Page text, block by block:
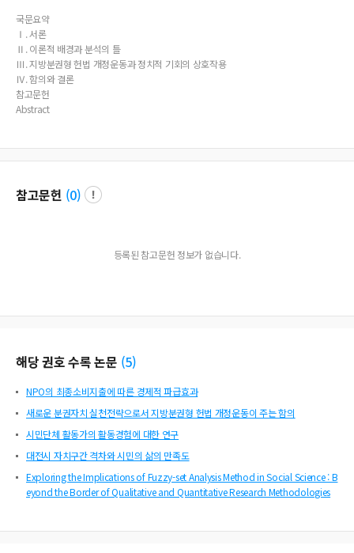
d reform for reorganizing the power structure following the 1st reform that em
phasizes strengthening basic human rights and decentralization.
국문요약
Ⅰ. 서론
Ⅱ. 이론적 배경과 분석의 틀
Ⅲ. 지방분권형 헌법 개정운동과 정치적 기회의 상호작용
Ⅳ. 함의와 결론
참고문헌
Abstract
참고문헌 (0)
등록된 참고문헌 정보가 없습니다.
해당 권호 수록 논문 (5)
NPO의 최종소비지출에 따른 경제적 파급효과
새로운 분권자치 실천전략으로서 지방분권형 헌법 개정운동이 주는 함의
시민단체 활동가의 활동경험에 대한 연구
대전시 자치구간 격차와 시민의 삶의 만족도
Exploring the Implications of Fuzzy-set Analysis Method in Social Science : B
eyond the Border of Qualitative and Quantitative Research Methodologies